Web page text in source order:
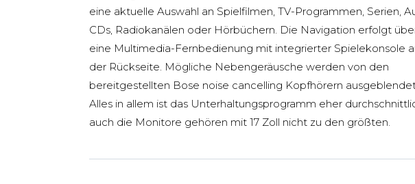
eine aktuelle Auswahl an Spielfilmen, TV-Programmen, Serien,
CDs, Radiokanälen oder Hörbüchern. Die Navigation erfolgt
eine Multimedia-Fernbedienung mit integrierter Spielekonsole
der Rückseite. Mögliche Nebengeräusche werden von den
bereitgestellten Bose noise cancelling Kopfhörern
Alles in allem ist das Unterhaltungsprogramm eher
auch die Monitore gehören mit 17 Zoll nicht zu den größten.